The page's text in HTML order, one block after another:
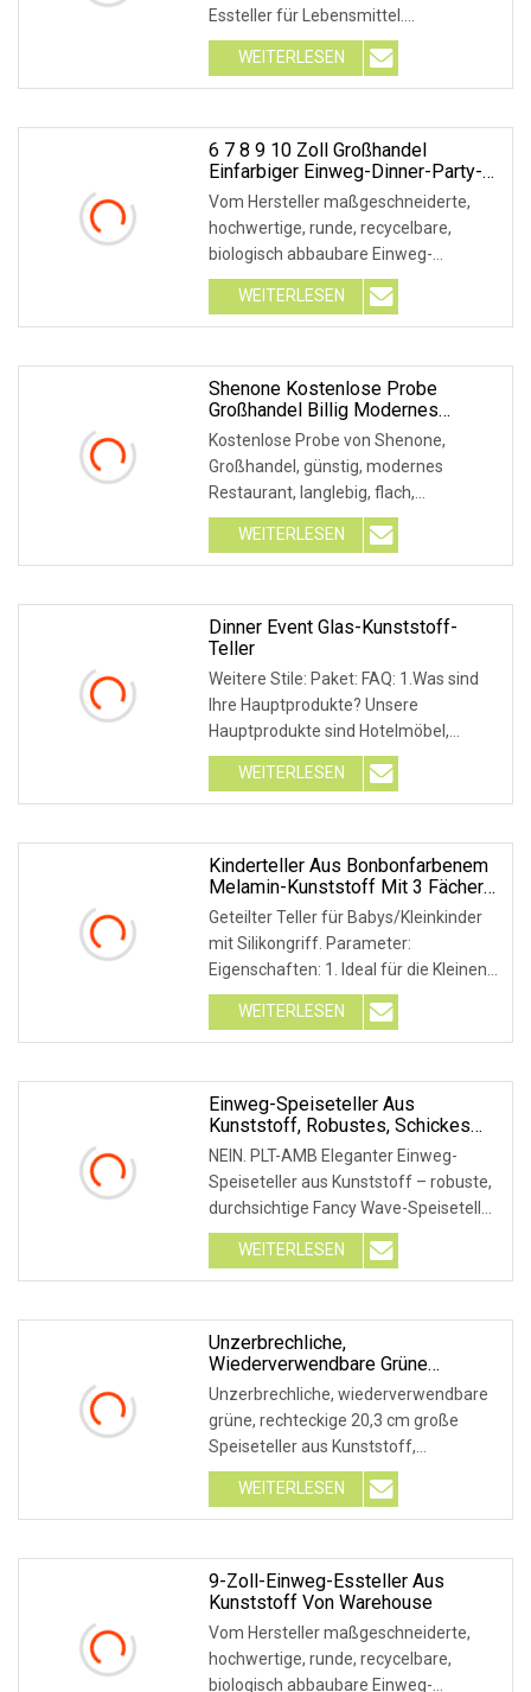
Essteller für Lebensmittel.
Produktbeschreibung: Produktmer
WEITERLESEN
6 7 8 9 10 Zoll Großhandel
Einfarbiger Einweg-Dinner-Party-
Teller Aus PS-Kunststoff
Vom Hersteller maßgeschneiderte,
hochwertige, runde, recycelbare,
biologisch abbaubare Einweg-
Kunststoffteller. Unsere E
WEITERLESEN
Shenone Kostenlose Probe
Großhandel Billig Modernes
Restaurant Langlebiger, Flacher,
Mattschwarzer Runder Melamin-
Essteller Aus Kunststoff
Kostenlose Probe von Shenone,
Großhandel, günstig, modernes
Restaurant, langlebig, flach,
mattschwarz, rund, Kunststoff
WEITERLESEN
Dinner Event Glas-Kunststoff-
Teller
Weitere Stile: Paket: FAQ: 1.Was sind
Ihre Hauptprodukte? Unsere
Hauptprodukte sind Hotelmöbel,
darunter Hunderte von
WEITERLESEN
Kinderteller Aus Bonbonfarbenem
Melamin-Kunststoff Mit 3 Fächern,
Bonbonfarbener Trennteller Aus
Silikon
Geteilter Teller für Babys/Kleinkinder
mit Silikongriff. Parameter:
Eigenschaften: 1. Ideal für die Kleinen,
die lernen,
WEITERLESEN
Einweg-Speiseteller Aus
Kunststoff, Robustes, Schickes
Wellendesign, Wiederverwendbar
NEIN. PLT-AMB Eleganter Einweg-
Speiseteller aus Kunststoff – robuste,
durchsichtige Fancy Wave-Speiseteller
– 19,1 cm
WEITERLESEN
Unzerbrechliche,
Wiederverwendbare Grüne
Rechteckige 20,3 Cm Große
Speiseteller Aus Kunststoff,
Mikrowellen-/spülmaschinenfest,
BPA-Frei
Unzerbrechliche, wiederverwendbare
grüne, rechteckige 20,3 cm große
Speiseteller aus Kunststoff,
mikrowellen-/spülmasch
WEITERLESEN
9-Zoll-Einweg-Essteller Aus
Kunststoff Von Warehouse
Vom Hersteller maßgeschneiderte,
hochwertige, runde, recycelbare,
biologisch abbaubare Einweg-